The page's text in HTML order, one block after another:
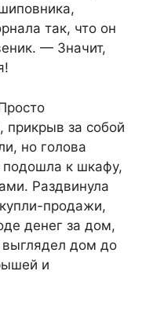
так, что он
— Значит,
прикрыв за собой
но голова
к шкафу,
Раздвинула
продажи,
денег за дом,
дом до
и